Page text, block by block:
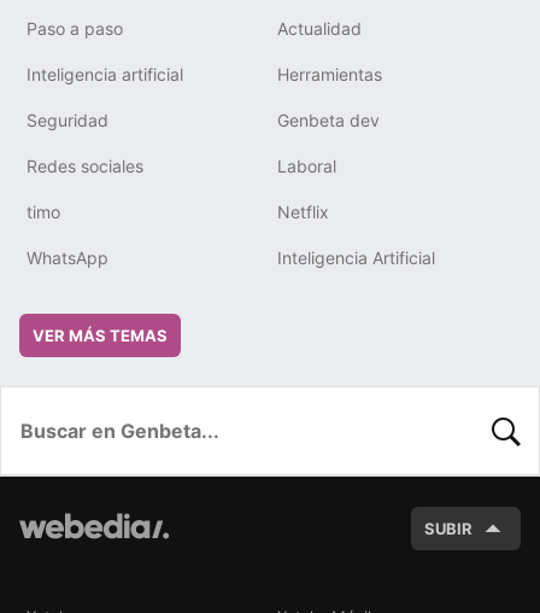
Paso a paso Actualidad
Inteligencia artificial Herramientas
Seguridad Genbeta dev
Redes sociales Laboral
timo Netflix
WhatsApp Inteligencia Artificial
VER MÁS TEMAS
SUBIR